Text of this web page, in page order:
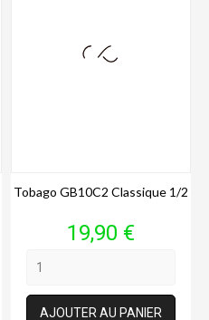
Tobago GB10C2 Classique 1/2
Prix
19,90 €
AJOUTER AU PANIER